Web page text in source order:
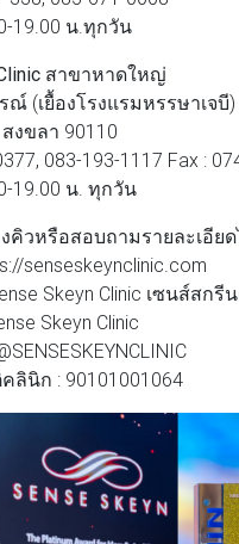
19.00 น.ทุกวัน
สาขาหาดใหญ่
ณ์ (เยื้องโรงแรมหรรษาเจ
งขลา 90110
083-193-1117 Fax :
19.00 น. ทุกวัน
คิวหรือสอบถามรายละเอีย
senseskeynclinic.com
Skeyn Clinic เซนส์สกรี
Skeyn Clinic
ลินิก : 90101001064